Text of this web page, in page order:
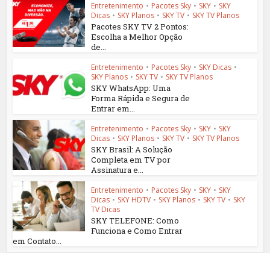
Entretenimento • Pacotes Sky • SKY • SKY
Dicas • SKY Planos • SKY TV • SKY TV Planos
Pacotes SKY TV 2 Pontos:
Escolha a Melhor Opção
de...
Entretenimento • Pacotes Sky • SKY Dicas •
SKY Planos • SKY TV • SKY TV Planos
SKY WhatsApp: Uma
Forma Rápida e Segura de
Entrar em...
Entretenimento • Pacotes Sky • SKY • SKY
Dicas • SKY Planos • SKY TV • SKY TV Planos
SKY Brasil: A Solução
Completa em TV por
Assinatura e...
Entretenimento • Pacotes Sky • SKY • SKY
Dicas • SKY HDTV • SKY Planos • SKY TV • SKY
TV Dicas
SKY TELEFONE: Como
Funciona e Como Entrar
em Contato...